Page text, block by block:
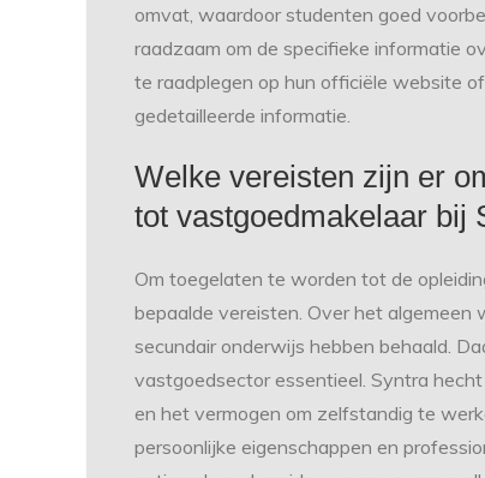
omvat, waardoor studenten goed
raadzaam om de specifieke informatie
te raadplegen op hun officiële website
gedetailleerde informatie.
Welke vereisten zijn er
tot vastgoedmakelaar bij
Om toegelaten te worden tot de
bepaalde vereisten. Over het
secundair onderwijs hebben behaald.
vastgoedsector essentieel. Syntra
en het vermogen om zelfstandig te
persoonlijke eigenschappen en